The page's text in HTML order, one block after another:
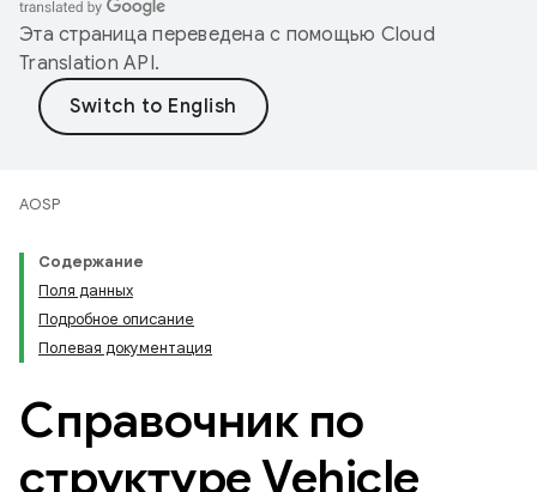
Эта страница переведена с помощью Cloud
Translation API.
AOSP
Содержание
Поля данных
Подробное описание
Полевая документация
Справочник по
структуре Vehicle